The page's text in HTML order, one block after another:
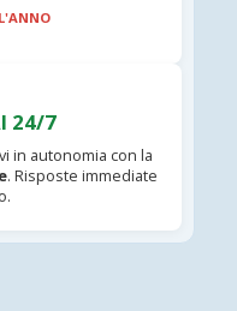
24/7
in autonomia con la
. Risposte immediate